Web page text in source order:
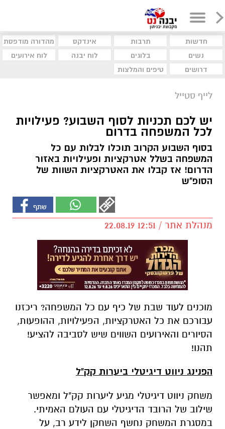
חדשות תרבות אינדקס
מהדורה מודפסת
נשים
בלוגים לוח יבנה
לוח אירועים
דרושים
טיפים והמלצות
לייף סטייל
יש לכם תכניות לסוף השבוע? פעילויות
לכל המשפחה בדרום
בסוף השבוע הקרוב תוכלו לבלות עם כל
המשפחה בשלל אטרקציות ופעילויות באזור
הדרום! אז קבלו את האטרקציות השוות של
הסופ"ש
מנהלת אתר / 12:51 22.08.19
מוכנים לעוד שבת של כיף עם כל המשפחה? ריכזנו
עבורכם את כל האטרקציות, הפעילויות, ההופעות,
הסיורים והאירועים השווים שיש לסביבה להציע!
תהנו!
הפנינג ניווט דיגיטלי ביערות קק"ל
משחק ניווט דיגיטלי מגיע ליערות קק"ל ומאפשר
שילוב של הרובד הדיגיטלי עם העולם האמיתי.
במסגרת המשחק נחשף השחקן לידע רב, על